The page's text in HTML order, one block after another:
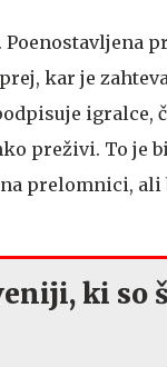
kar je
igralce,
preživi. To je
prelomnici, ali
ki so